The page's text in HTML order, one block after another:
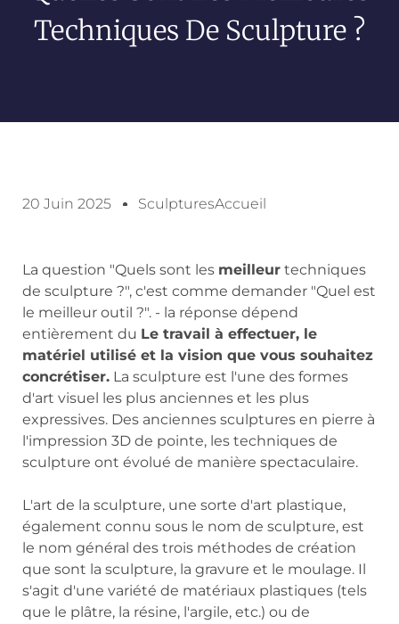
Techniques De Sculpture ?
20 Juin 2025 SculpturesAccueil
La question "Quels sont les meilleur techniques
de sculpture ?", c'est comme demander "Quel est
le meilleur outil ?". - la réponse dépend
entièrement du Le travail à effectuer, le
matériel utilisé et la vision que vous souhaitez
concrétiser. La sculpture est l'une des formes
d'art visuel les plus anciennes et les plus
expressives. Des anciennes sculptures en pierre à
l'impression 3D de pointe, les techniques de
sculpture ont évolué de manière spectaculaire.
L'art de la sculpture, une sorte d'art plastique,
également connu sous le nom de sculpture, est
le nom général des trois méthodes de création
que sont la sculpture, la gravure et le moulage. Il
s'agit d'une variété de matériaux plastiques (tels
que le plâtre, la résine, l'argile, etc.) ou de